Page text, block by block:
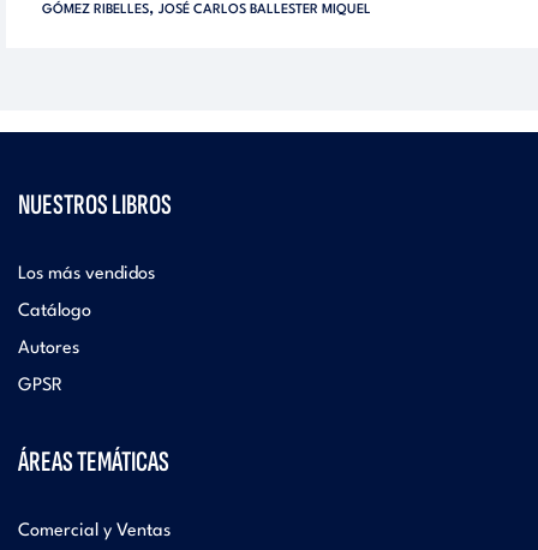
GÓMEZ RIBELLES, JOSÉ CARLOS BALLESTER MIQUEL
NUESTROS LIBROS
Los más vendidos
Catálogo
Autores
GPSR
ÁREAS TEMÁTICAS
Comercial y Ventas